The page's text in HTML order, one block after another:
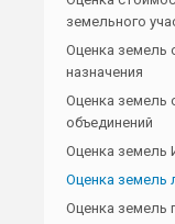
земельного
Оценка земель
назначения
Оценка земель
объединений
Оценка
Оценка земель
Оценка